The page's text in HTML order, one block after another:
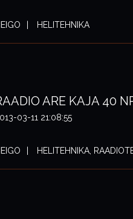
HELITEHNIKA
ARE KAJA 40
03-11 21:08:55
HELITEHNIKA,